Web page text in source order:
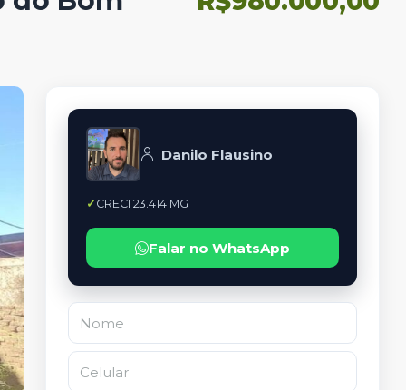
Danilo Flausino
CRECI 23.414 MG
Falar no WhatsApp